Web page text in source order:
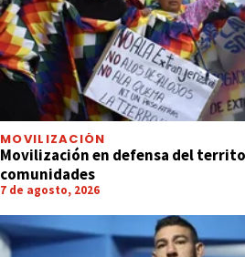
MOVILIZACIÓN
Movilización en defensa del
comunidades
7 de agosto, 2026